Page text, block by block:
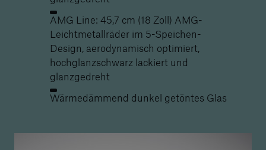
AMG Line: 45,7 cm (18 Zoll) AMG-
Leichtmetallräder im 5-Speichen-
Design, aerodynamisch optimiert,
hochglanzschwarz lackiert und
glanzgedreht
Wärmedämmend dunkel getöntes Glas